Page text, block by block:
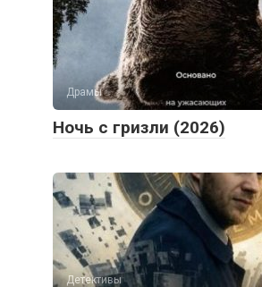
Драмы
Ночь с гризли (2026)
Детективы